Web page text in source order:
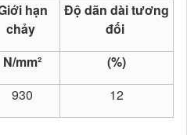
hạn
chảy
Độ dãn dài tương
đối
N/mm²
(%)
930 12